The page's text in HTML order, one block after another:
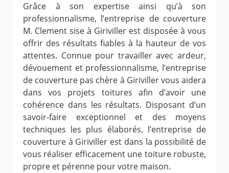
Grâce à son expertise ainsi qu’à son
professionnalisme, l’entreprise de couverture
M. Clement sise à Giriviller est disposée à vous
offrir des résultats fiables à la hauteur de vos
attentes. Connue pour travailler avec ardeur,
dévouement et professionnalisme, l’entreprise
de couverture pas chère à Giriviller vous aidera
dans vos projets toitures afin d’avoir une
cohérence dans les résultats. Disposant d’un
savoir-faire exceptionnel et des moyens
techniques les plus élaborés, l’entreprise de
couverture à Giriviller est dans la possibilité de
vous réaliser efficacement une toiture robuste,
propre et pérenne pour votre maison.